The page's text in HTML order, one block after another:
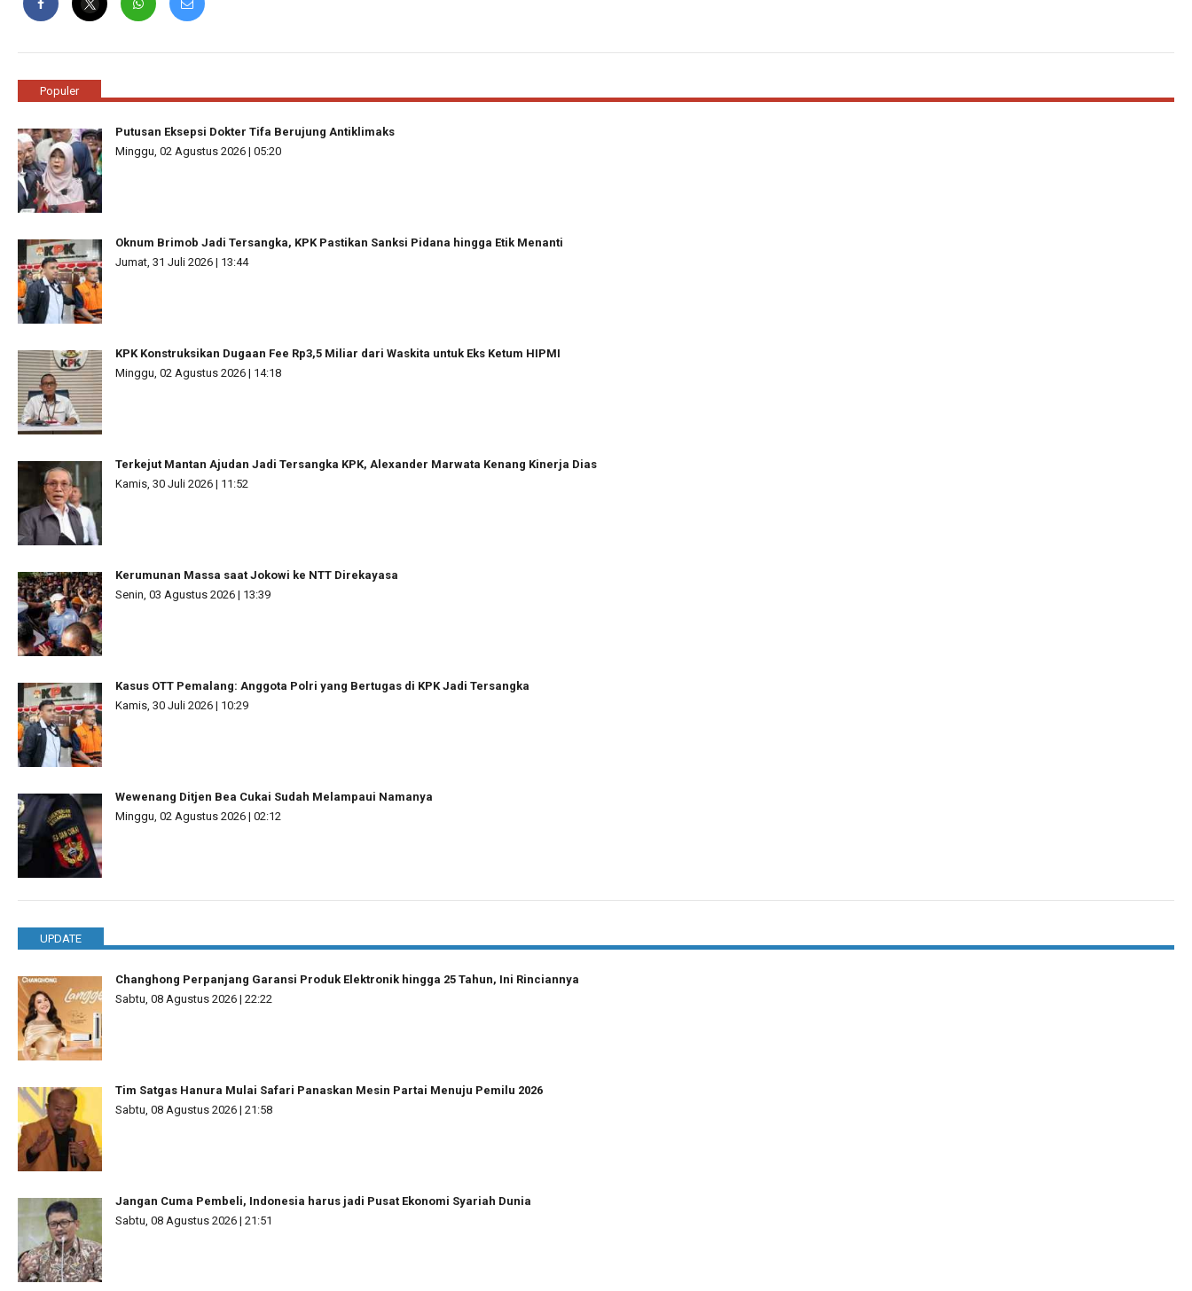
Populer
Putusan Eksepsi Dokter Tifa Berujung Antiklimaks
Minggu, 02 Agustus 2026 | 05:20
Oknum Brimob Jadi Tersangka, KPK Pastikan Sanksi Pidana hingga Etik Menanti
Jumat, 31 Juli 2026 | 13:44
KPK Konstruksikan Dugaan Fee Rp3,5 Miliar dari Waskita untuk Eks Ketum HIPMI
Minggu, 02 Agustus 2026 | 14:18
Terkejut Mantan Ajudan Jadi Tersangka KPK, Alexander Marwata Kenang Kinerja Dias
Kamis, 30 Juli 2026 | 11:52
Kerumunan Massa saat Jokowi ke NTT Direkayasa
Senin, 03 Agustus 2026 | 13:39
Kasus OTT Pemalang: Anggota Polri yang Bertugas di KPK Jadi Tersangka
Kamis, 30 Juli 2026 | 10:29
Wewenang Ditjen Bea Cukai Sudah Melampaui Namanya
Minggu, 02 Agustus 2026 | 02:12
UPDATE
Changhong Perpanjang Garansi Produk Elektronik hingga 25 Tahun, Ini Rinciannya
Sabtu, 08 Agustus 2026 | 22:22
Tim Satgas Hanura Mulai Safari Panaskan Mesin Partai Menuju Pemilu 2026
Sabtu, 08 Agustus 2026 | 21:58
Jangan Cuma Pembeli, Indonesia harus jadi Pusat Ekonomi Syariah Dunia
Sabtu, 08 Agustus 2026 | 21:51